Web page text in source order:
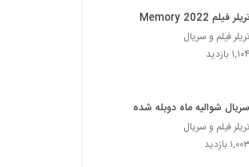
تریلر فیلم Memory 2022
تریلر فیلم و سریال
۱,۱۰۴ بازدید
سریال شوالیه ماه دوبله شده
تریلر فیلم و سریال
۱,۰۰۳ بازدید